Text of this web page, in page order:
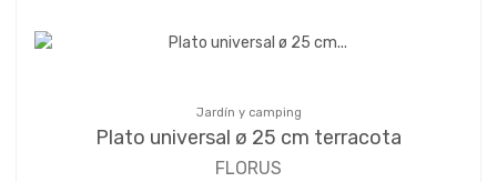
Jardín y camping
Plato universal ø 25 cm terracota
FLORUS